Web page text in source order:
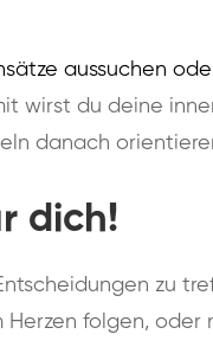
aussuchen
wirst du deine
danach
dich!
zu
folgen,